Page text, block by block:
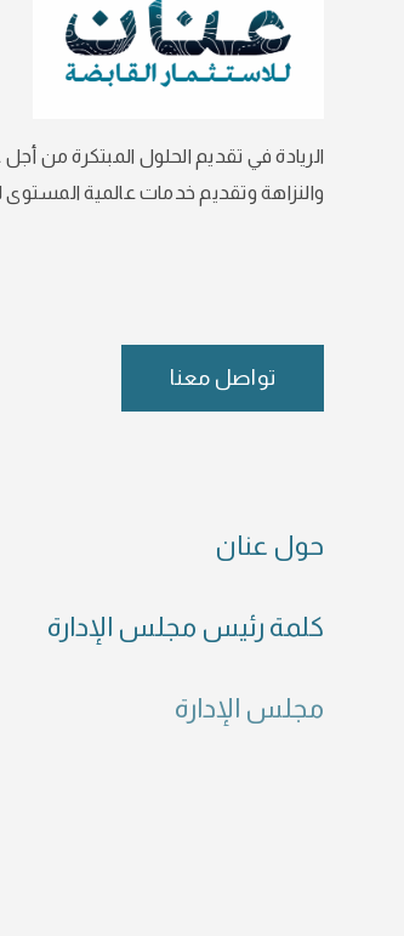
الريادة في تقديم الحلول المبتكرة من
والنزاهة وتقديم خدمات عالمية المستوى
تواصل معنا
حول عنان
كلمة رئيس مجلس الإدارة
مجلس الإدارة